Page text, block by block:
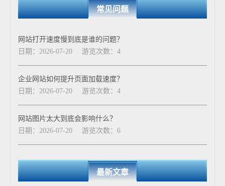
常见问题
网站打开速度慢到底是谁的问题？
日期：2026-07-20
游览次数：4
企业网站如何提升页面加载速度？
日期：2026-07-20
游览次数：4
网站图片太大到底会影响什么？
日期：2026-07-20
游览次数：6
最新文章